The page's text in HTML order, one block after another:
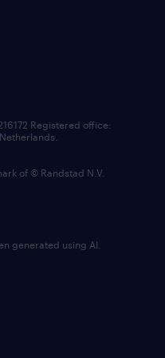
Registered office:
of © Randstad N.V.
generated using AI.